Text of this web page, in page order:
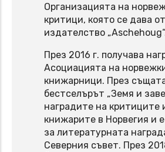
Организацията на
критици, която се дава от
издателство
През 2016 г. получава
Асоциацията на
книжарници. През
бестселърът „Земя и
наградите на критиците
книжарите в Норвегия и
за литературната
Северния съвет. През